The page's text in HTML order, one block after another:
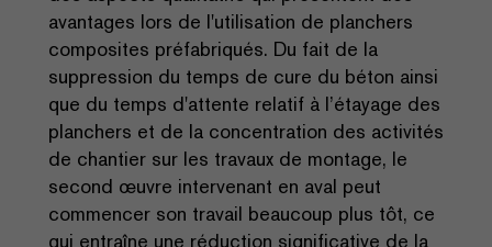
avantages lors de l'utilisation de planchers
composites préfabriqués. Du fait de la
suppression du temps de cure du béton ainsi
que du temps d'attente relatif à l’étayage des
planchers et de la concentration des activités
de chantier sur les travaux de montage, le
second œuvre intervenant en aval peut
commencer son travail beaucoup plus tôt, ce
qui entraîne une réduction significative de la